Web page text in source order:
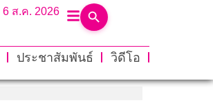
6 ส.ค. 2026
ประชาสัมพันธ์
วิดีโอ